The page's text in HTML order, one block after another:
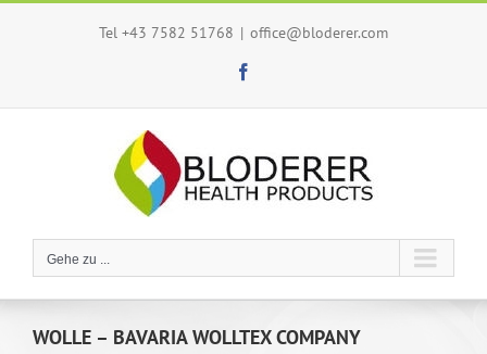
Zum
Tel +43 7582 51768 | office@bloderer.com
Gehe zu ...
WOLLE – BAVARIA WOLLTEX COMPANY